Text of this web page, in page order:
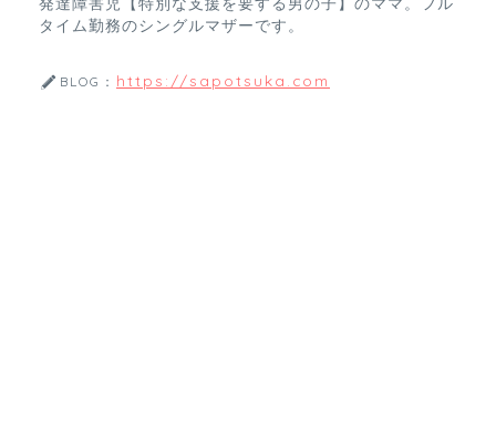
発達障害児【特別な支援を要する男の子】のママ。フル
タイム勤務のシングルマザーです。
BLOG： https://sapotsuka.com